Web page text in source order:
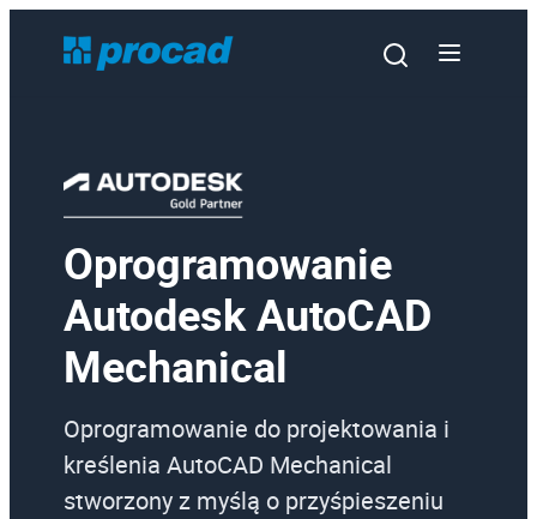
Oprogramowanie
Autodesk AutoCAD
Mechanical
Oprogramowanie do projektowania i
kreślenia AutoCAD Mechanical
stworzony z myślą o przyśpieszeniu
Oprogramowanie
Szkolenia
Promocje
Wiedza